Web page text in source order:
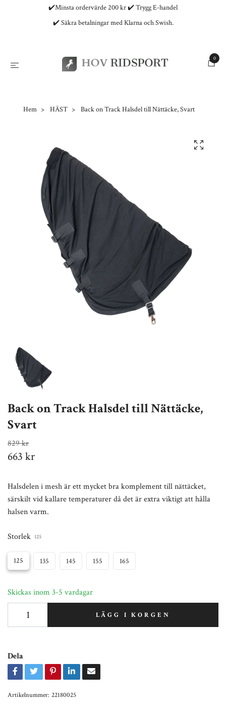
✔️Minsta ordervärde 200 kr ✔️ Trygg E-handel
✔️ Säkra betalningar med Klarna och Swish.
0
Hem HÄST Back on Track Halsdel till Nättäcke, Svart
Back on Track Halsdel till Nättäcke,
Svart
829 kr
663 kr
Halsdelen i mesh är ett mycket bra komplement till nättäcket,
särskilt vid kallare temperaturer då det är extra viktigt att hålla
halsen varm.
Storlek 125
125 135 145 155 165
Skickas inom 3-5 vardagar
LÄGG I KORGEN
Dela
Artikelnummer: 22180025